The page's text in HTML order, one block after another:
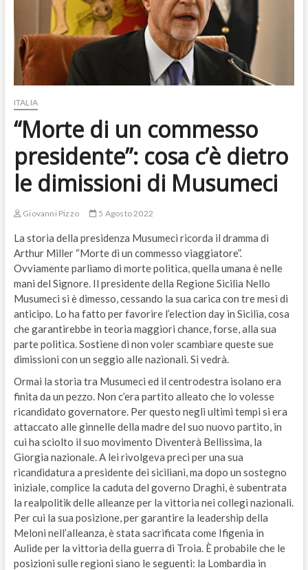
ITALIA
“Morte di un commesso
presidente”: cosa c’è dietro
le dimissioni di Musumeci
Giovanni Pizzo 5 Agosto 2022
La storia della presidenza Musumeci ricorda il dramma di
Arthur Miller “Morte di un commesso viaggiatore”.
Ovviamente parliamo di morte politica, quella umana è nelle
mani del Signore. Il presidente della Regione Sicilia Nello
Musumeci si è dimesso, cessando la sua carica con tre mesi di
anticipo. Lo ha fatto per favorire l’election day in Sicilia, cosa
che garantirebbe in teoria maggiori chance, forse, alla sua
parte politica. Sostiene di non voler scambiare queste sue
dimissioni con un seggio alle nazionali. Si vedrà.
Ormai la storia tra Musumeci ed il centrodestra isolano era
finita da un pezzo. Non c’era partito alleato che lo volesse
ricandidato governatore. Per questo negli ultimi tempi si era
attaccato alle ginnelle della madre del suo nuovo partito, in
cui ha sciolto il suo movimento Diventerà Bellissima, la
Giorgia nazionale. A lei rivolgeva preci per una sua
ricandidatura a presidente dei siciliani, ma dopo un sostegno
iniziale, complice la caduta del governo Draghi, è subentrata
la realpolitik delle alleanze per la vittoria nei collegi nazionali.
Per cui la sua posizione, per garantire la leadership della
Meloni nell’alleanza, è stata sacrificata come Ifigenia in
Aulide per la vittoria della guerra di Troia. È probabile che le
posizioni sulle regioni siano le seguenti: la Lombardia in